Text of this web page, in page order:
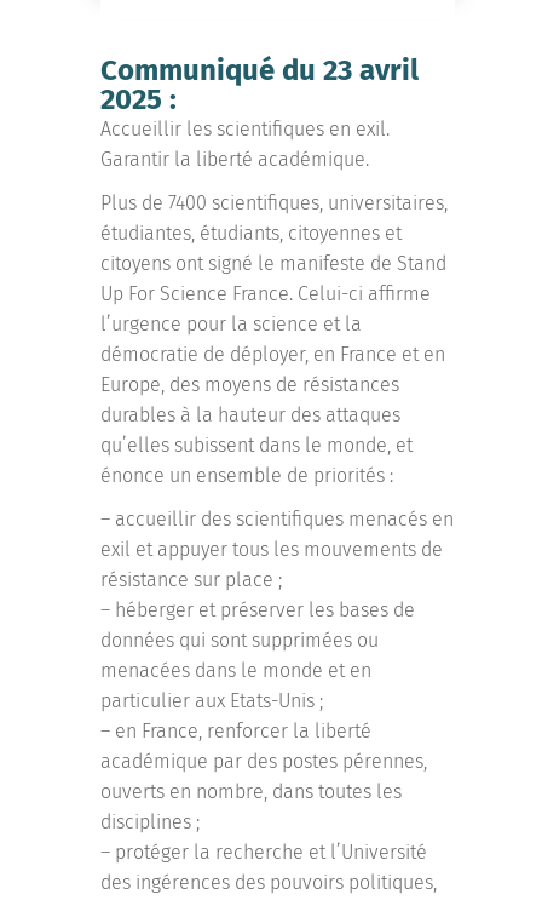
Communiqué du 23 avril
2025 :
Accueillir les scientifiques en exil.
Garantir la liberté académique.
Plus de 7400 scientifiques, universitaires,
étudiantes, étudiants, citoyennes et
citoyens ont signé le manifeste de Stand
Up For Science France. Celui-ci affirme
l’urgence pour la science et la
démocratie de déployer, en France et en
Europe, des moyens de résistances
durables à la hauteur des attaques
qu’elles subissent dans le monde, et
énonce un ensemble de priorités :
– accueillir des scientifiques menacés en
exil et appuyer tous les mouvements de
résistance sur place ;
– héberger et préserver les bases de
données qui sont supprimées ou
menacées dans le monde et en
particulier aux Etats-Unis ;
– en France, renforcer la liberté
académique par des postes pérennes,
ouverts en nombre, dans toutes les
disciplines ;
– protéger la recherche et l’Université
des ingérences des pouvoirs politiques,